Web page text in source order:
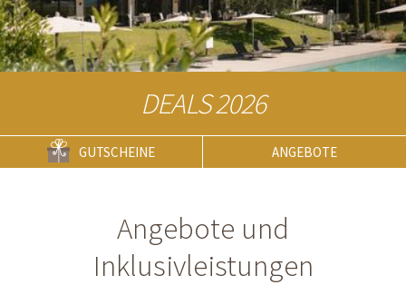
DEALS 2026
GUTSCHEINE ANGEBOTE
Angebote und
Inklusivleistungen